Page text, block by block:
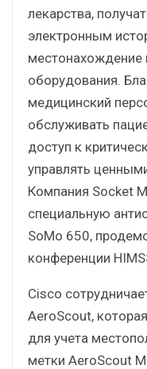
лекарства,
электронным
местонахождение
оборудования.
медицинский
обслуживать
доступ к
управлять
Компания Socket
специальную
SoMo 650,
конференции
Cisco
AeroScout,
для учета
метки AeroScout